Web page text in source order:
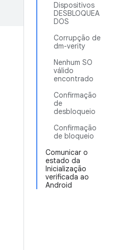
Dispositivos
DESBLOQUEA
DOS
Corrupção de
dm-verity
Nenhum SO
válido
encontrado
Confirmação
de
desbloqueio
Confirmação
de bloqueio
Comunicar o
estado da
Inicialização
verificada ao
Android